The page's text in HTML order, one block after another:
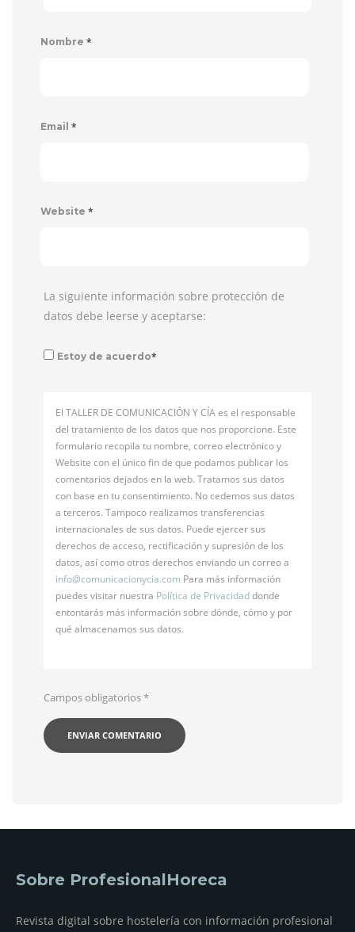
Nombre *
Email *
Website *
La siguiente información sobre protección de
datos debe leerse y aceptarse:
Estoy de acuerdo*
El TALLER DE COMUNICACIÓN Y CÍA es el responsable
del tratamiento de los datos que nos proporcione. Este
formulario recopila tu nombre, correo electrónico y
Website con el único fin de que podamos publicar los
comentarios dejados en la web. Tratamos sus datos
con base en tu consentimiento. No cedemos sus datos
a terceros. Tampoco realizamos transferencias
internacionales de sus datos. Puede ejercer sus
derechos de acceso, rectificación y supresión de los
datos, así como otros derechos enviando un correo a
info@comunicacionycia.com Para más información
puedes visitar nuestra Política de Privacidaddonde
entontarás más información sobre dónde, cómo y por
qué almacenamos sus datos.
Campos obligatorios*
Sobre ProfesionalHoreca
Revista digital sobre hostelería con información profesional